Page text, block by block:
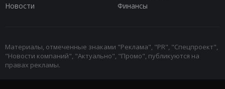
Новости
Финансы
Материалы, отмеченные знаками "Реклама", "PR", "Спецпроект",
"Новости компаний", "Актуально", "Промо", публикуются на
правах рекламы.